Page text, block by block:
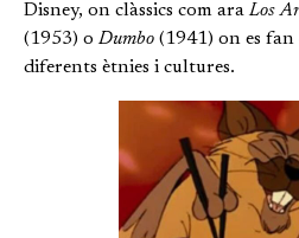
Disney, on clàssics com ara Los
(1953) o Dumbo (1941) on es fan
diferents ètnies i cultures.